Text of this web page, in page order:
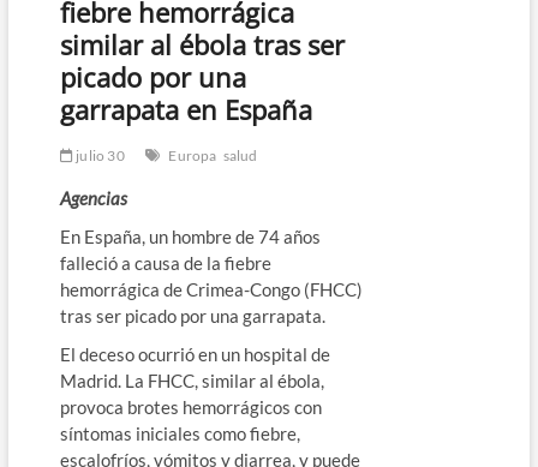
fiebre hemorrágica
similar al ébola tras ser
picado por una
garrapata en España
julio 30 Europa salud
Agencias
En España, un hombre de 74 años
falleció a causa de la fiebre
hemorrágica de Crimea-Congo (FHCC)
tras ser picado por una garrapata.
El deceso ocurrió en un hospital de
Madrid. La FHCC, similar al ébola,
provoca brotes hemorrágicos con
síntomas iniciales como fiebre,
escalofríos, vómitos y diarrea, y puede